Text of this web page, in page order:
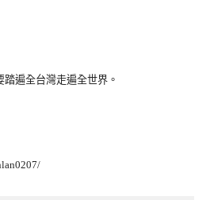
遍全台灣走遍全世界。